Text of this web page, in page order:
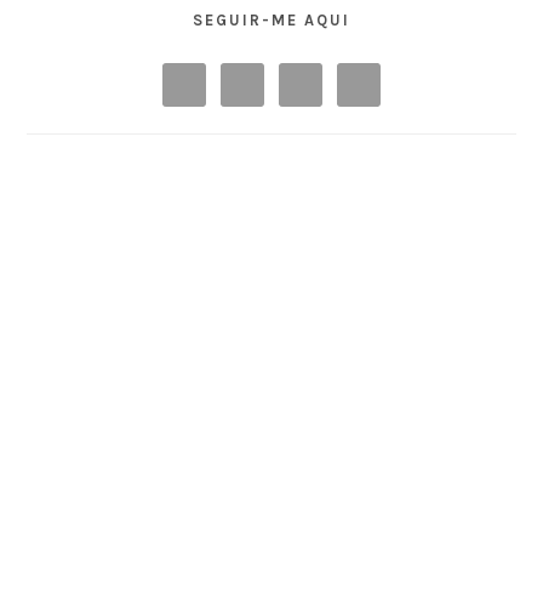
SEGUIR-ME AQUI